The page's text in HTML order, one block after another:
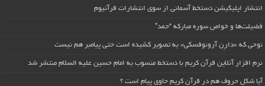
انتشار اپلیکیشن دستخط آسمانی از سوی انتشارات قرآنیوم
فضیلت‌ها و خواص سوره مبارکه “حمد”
نوحی که «دارِن آرونوفسکی» به تصویر کشیده است حتی پیامبر هم نیست
نرم افزار آنلاین قرآن کریم با دستخط منسوب به امام حسین علیه السلام منتشر شد
آیا شکل حروف هم در قرآن کریم حاوی پیام است ؟